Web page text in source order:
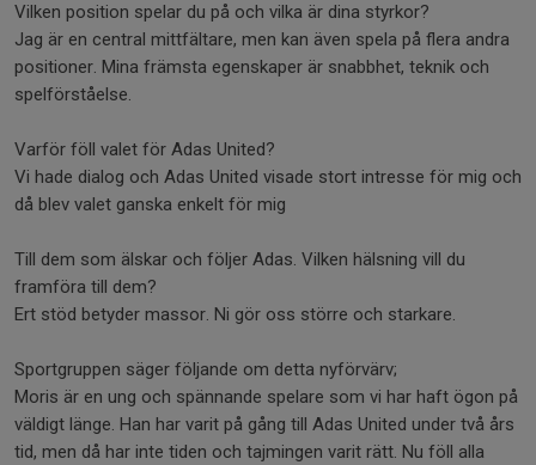
Vilken position spelar du på och vilka är dina styrkor?
Jag är en central mittfältare, men kan även spela på flera andra
positioner. Mina främsta egenskaper är snabbhet, teknik och
spelförståelse.
Varför föll valet för Adas United?
Vi hade dialog och Adas United visade stort intresse för mig och
då blev valet ganska enkelt för mig
Till dem som älskar och följer Adas. Vilken hälsning vill du
framföra till dem?
Ert stöd betyder massor. Ni gör oss större och starkare.
Sportgruppen säger följande om detta nyförvärv;
Moris är en ung och spännande spelare som vi har haft ögon på
väldigt länge. Han har varit på gång till Adas United under två års
tid, men då har inte tiden och tajmingen varit rätt. Nu föll alla